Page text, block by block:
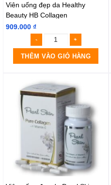
Viên uống đẹp da Healthy
Beauty HB Collagen
909.000 ₫
THÊM VÀO GIỎ HÀNG